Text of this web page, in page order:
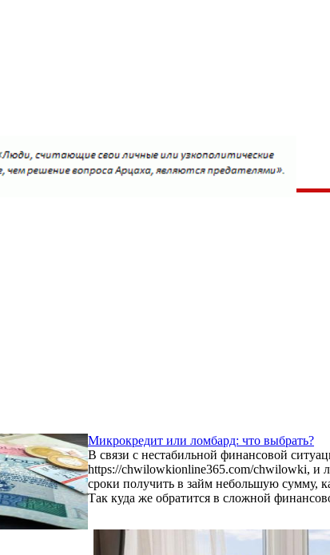
Микрокредит или ломбард: что выбрать?
В связи с нестабильной финансовой
https://chwilowkionline365.com/chwilowki, и
сроки получить в займ небольшую сумму,
Так куда же обратится в сложной